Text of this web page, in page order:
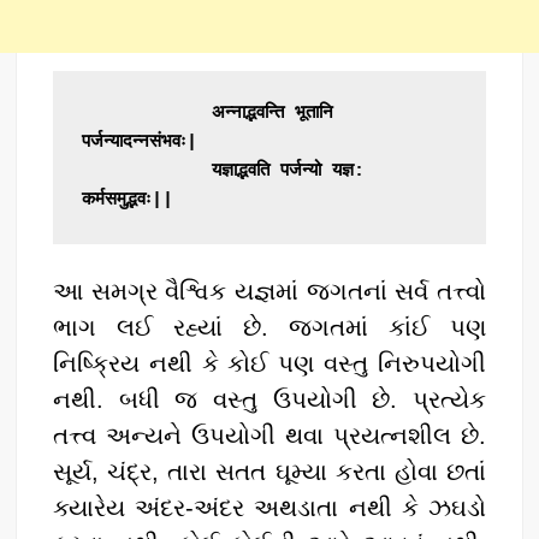
            अन्नाद्भवन्ति भूतानि
पर्जन्यादन्नसंभवः|
            यज्ञाद्भवति पर्जन्यो यज्ञ:
कर्मसमुद्भवः||
આ સમગ્ર વૈશ્વિક યજ્ઞમાં જગતનાં સર્વ તત્ત્વો
ભાગ લઈ રહ્યાં છે. જગતમાં કાંઈ પણ
નિષ્ક્રિય નથી કે કોઈ પણ વસ્તુ નિરુપયોગી
નથી. બધી જ વસ્તુ ઉપયોગી છે. પ્રત્યેક
તત્ત્વ અન્યને ઉપયોગી થવા પ્રયત્નશીલ છે.
સૂર્ય, ચંદ્ર, તારા સતત ઘૂમ્યા કરતા હોવા છતાં
ક્યારેય અંદર-અંદર અથડાતા નથી કે ઝઘડો